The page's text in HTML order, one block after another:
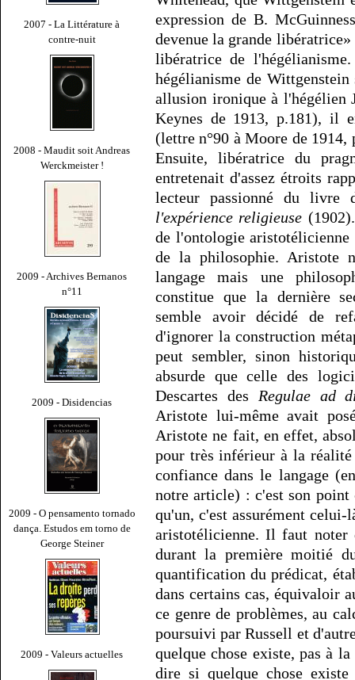
2007 - La Littérature à
contre-nuit
2008 - Maudit soit Andreas
Werckmeister !
2009 - Archives Bernanos
n°11
2009 - Disidencias
2009 - O pensamento tornado
dança. Estudos em torno de
George Steiner
2009 - Valeurs actuelles
expression de B.
devenue la grande
libératrice de
hégélianisme de
allusion ironique à l'hégélien
Keynes de 1913, p.181), il
(lettre n°90 à Moore de 1914,
Ensuite, libératrice du
entretenait d'assez étroits
lecteur passionné du
l'expérience religieuse
de l'ontologie
de la philosophie. Aristote
langage mais une
constitue que la dernière
semble avoir décidé de
d'ignorer la construction
peut sembler, sinon
absurde que celle des
Descartes des Regulae ad
Aristote lui-même avait
Aristote ne fait, en effet,
pour très inférieur à la
confiance dans le langage
notre article) : c'est son
qu'un, c'est assurément
aristotélicienne. Il faut
durant la première moitié
quantification du prédicat,
dans certains cas, équivaloir
ce genre de problèmes, au
poursuivi par Russell et
quelque chose existe, pas à
dire si quelque chose